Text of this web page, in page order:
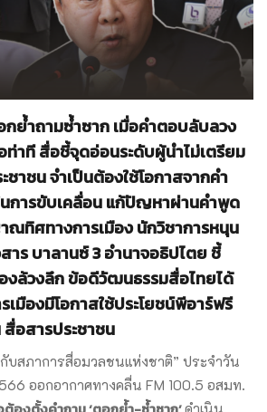
ย้ำถามซ้ำซาก เมื่อคำตอบลับลวง
าที สื่อชี้จุดอ่อนระดับผู้นำไม่เตรียม
าชน จำเป็นต้องใช้โอกาสจากคำ
นการขับเคลื่อน แก้ปัญหาผ่านคำพูด
ทิศทางการเมือง นักวิชาการหนุน
าร บาลานซ์ 3 อำนาจอธิปไตย ชี้
งล้วงลึก ข้อดีวัฒนธรรมสื่อไทยได้
มืองมีโอกาสใช้ประโยชน์พีอาร์ฟรี
สื่อสารประชาชน
บสภาการสื่อมวลชนแห่งชาติ” ประจำวัน
ออกอากาศทางคลื่น FM 100.5 อสมท.